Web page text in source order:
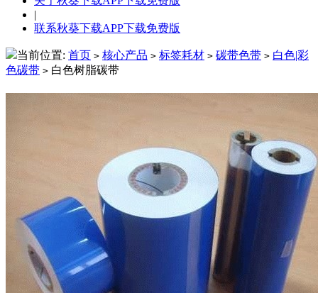
|
联系秋葵下载APP下载免费版
当前位置: 首页 > 核心产品 > 标签耗材 > 碳带色带 > 白色|彩
色碳带 > 白色树脂碳带